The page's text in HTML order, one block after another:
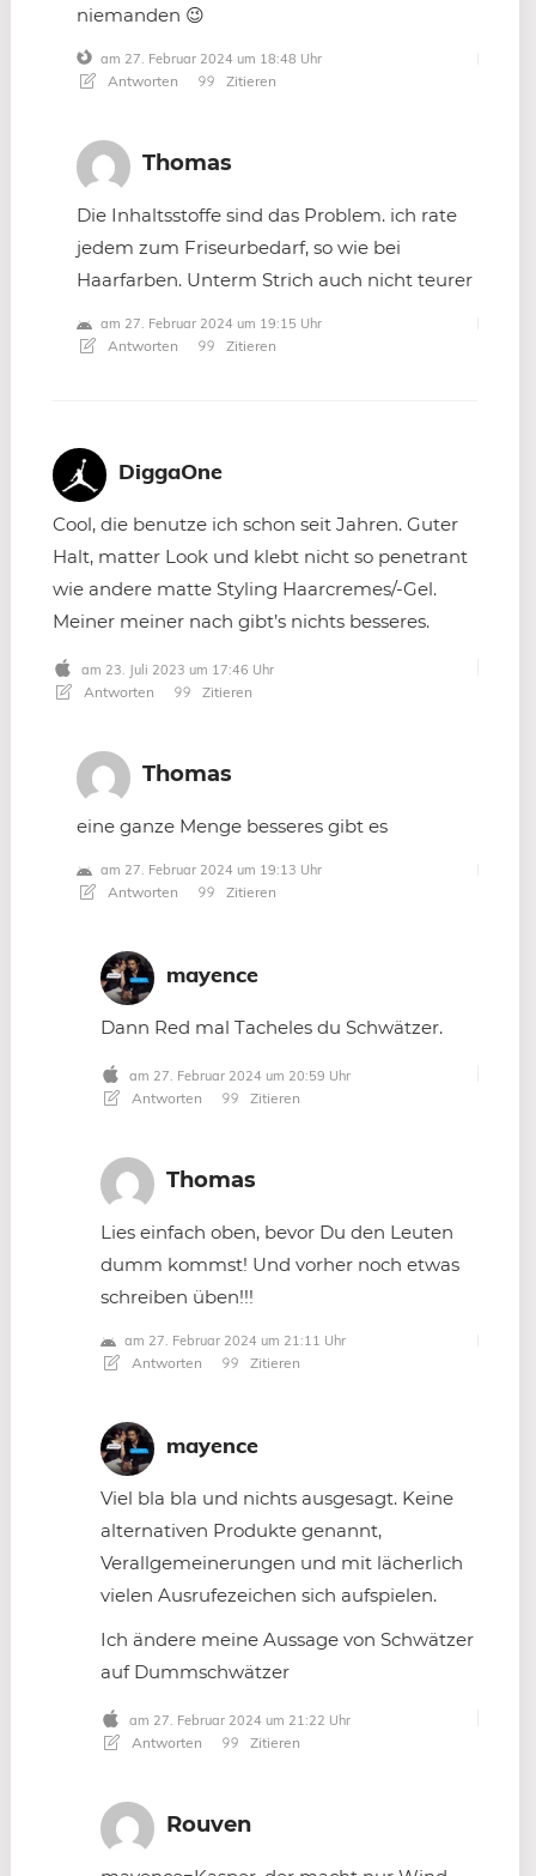
niemanden 😉
am 27. Februar 2024 um 18:48 Uhr
Antworten Zitieren
Thomas
Die Inhaltsstoffe sind das Problem. ich rate
jedem zum Friseurbedarf, so wie bei
Haarfarben. Unterm Strich auch nicht teurer
am 27. Februar 2024 um 19:15 Uhr
Antworten Zitieren
DiggaOne
Cool, die benutze ich schon seit Jahren. Guter
Halt, matter Look und klebt nicht so penetrant
wie andere matte Styling Haarcremes/-Gel.
Meiner meiner nach gibt’s nichts besseres.
am 23. Juli 2023 um 17:46 Uhr
Antworten Zitieren
Thomas
eine ganze Menge besseres gibt es
am 27. Februar 2024 um 19:13 Uhr
Antworten Zitieren
mayence
Dann Red mal Tacheles du Schwätzer.
am 27. Februar 2024 um 20:59 Uhr
Antworten Zitieren
Thomas
Lies einfach oben, bevor Du den Leuten
dumm kommst! Und vorher noch etwas
schreiben üben!!!
am 27. Februar 2024 um 21:11 Uhr
Antworten Zitieren
mayence
Viel bla bla und nichts ausgesagt. Keine
alternativen Produkte genannt,
Verallgemeinerungen und mit lächerlich
vielen Ausrufezeichen sich aufspielen.
Ich ändere meine Aussage von Schwätzer
auf Dummschwätzer
am 27. Februar 2024 um 21:22 Uhr
Antworten Zitieren
Rouven